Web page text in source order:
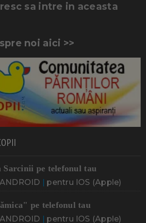
sa intre in aceasta
noi aici >>
Sarcinii pe telefonul tau
| pentru IOS (Apple)
pe telefonul tau
| pentru IOS (Apple)